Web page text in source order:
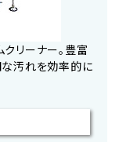
リーナー。豊富
汚れを効率的に